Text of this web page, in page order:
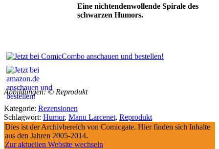
Eine nichtendenwollende Spirale des
schwarzen Humors.
Abbildungen: © Reprodukt
Kategorie: Rezensionen
Schlagwort: Humor, Manu Larcenet, Reprodukt
Dies ist der Archivbereich von Comicgate. Hier finden sich Inhalte
aus den Jahren 2005-2014.
Zur aktuellen Website wechseln